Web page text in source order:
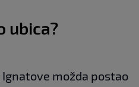
ubica?
možda postao